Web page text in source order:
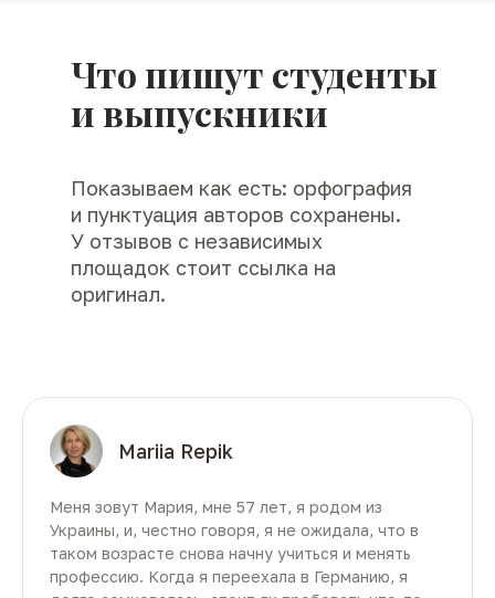
Показываем как есть: орфография
и пунктуация авторов сохранены.
У отзывов с независимых
площадок стоит ссылка на
оригинал.
Что пишут студенты
и выпускники
Mariia Repik
Меня зовут Мария, мне 57 лет, я родом из
Украины, и, честно говоря, я не ожидала, что в
таком возрасте снова начну учиться и менять
профессию. Когда я переехала в Германию, я